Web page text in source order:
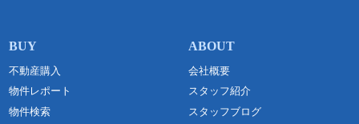
不動産購入
物件レポート
物件検索
会社概要
スタッフ紹介
スタッフブログ